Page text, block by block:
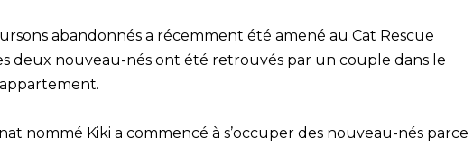
abandonnés a récemment été amené au Cat Rescue
deux nouveau-nés ont été retrouvés par un couple dans le
nommé Kiki a commencé à s’occuper des nouveau-nés parce